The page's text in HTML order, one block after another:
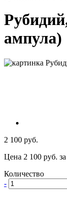
ампула)
2 100 руб.
Цена 2 100 руб.
Количество
-